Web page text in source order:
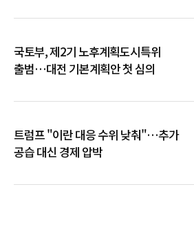
국토부, 제2기 노후계획도시특위
출범…대전 기본계획안 첫 심의
트럼프 "이란 대응 수위 낮춰"…추가
공습 대신 경제 압박